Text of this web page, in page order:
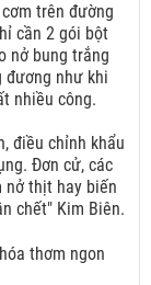
trên đường
cần 2 gói bột
nở bung trắng
đương như khi
nhiều công.
điều chỉnh khẩu
Đơn cử, các
nở thịt hay biến
chết" Kim Biên.